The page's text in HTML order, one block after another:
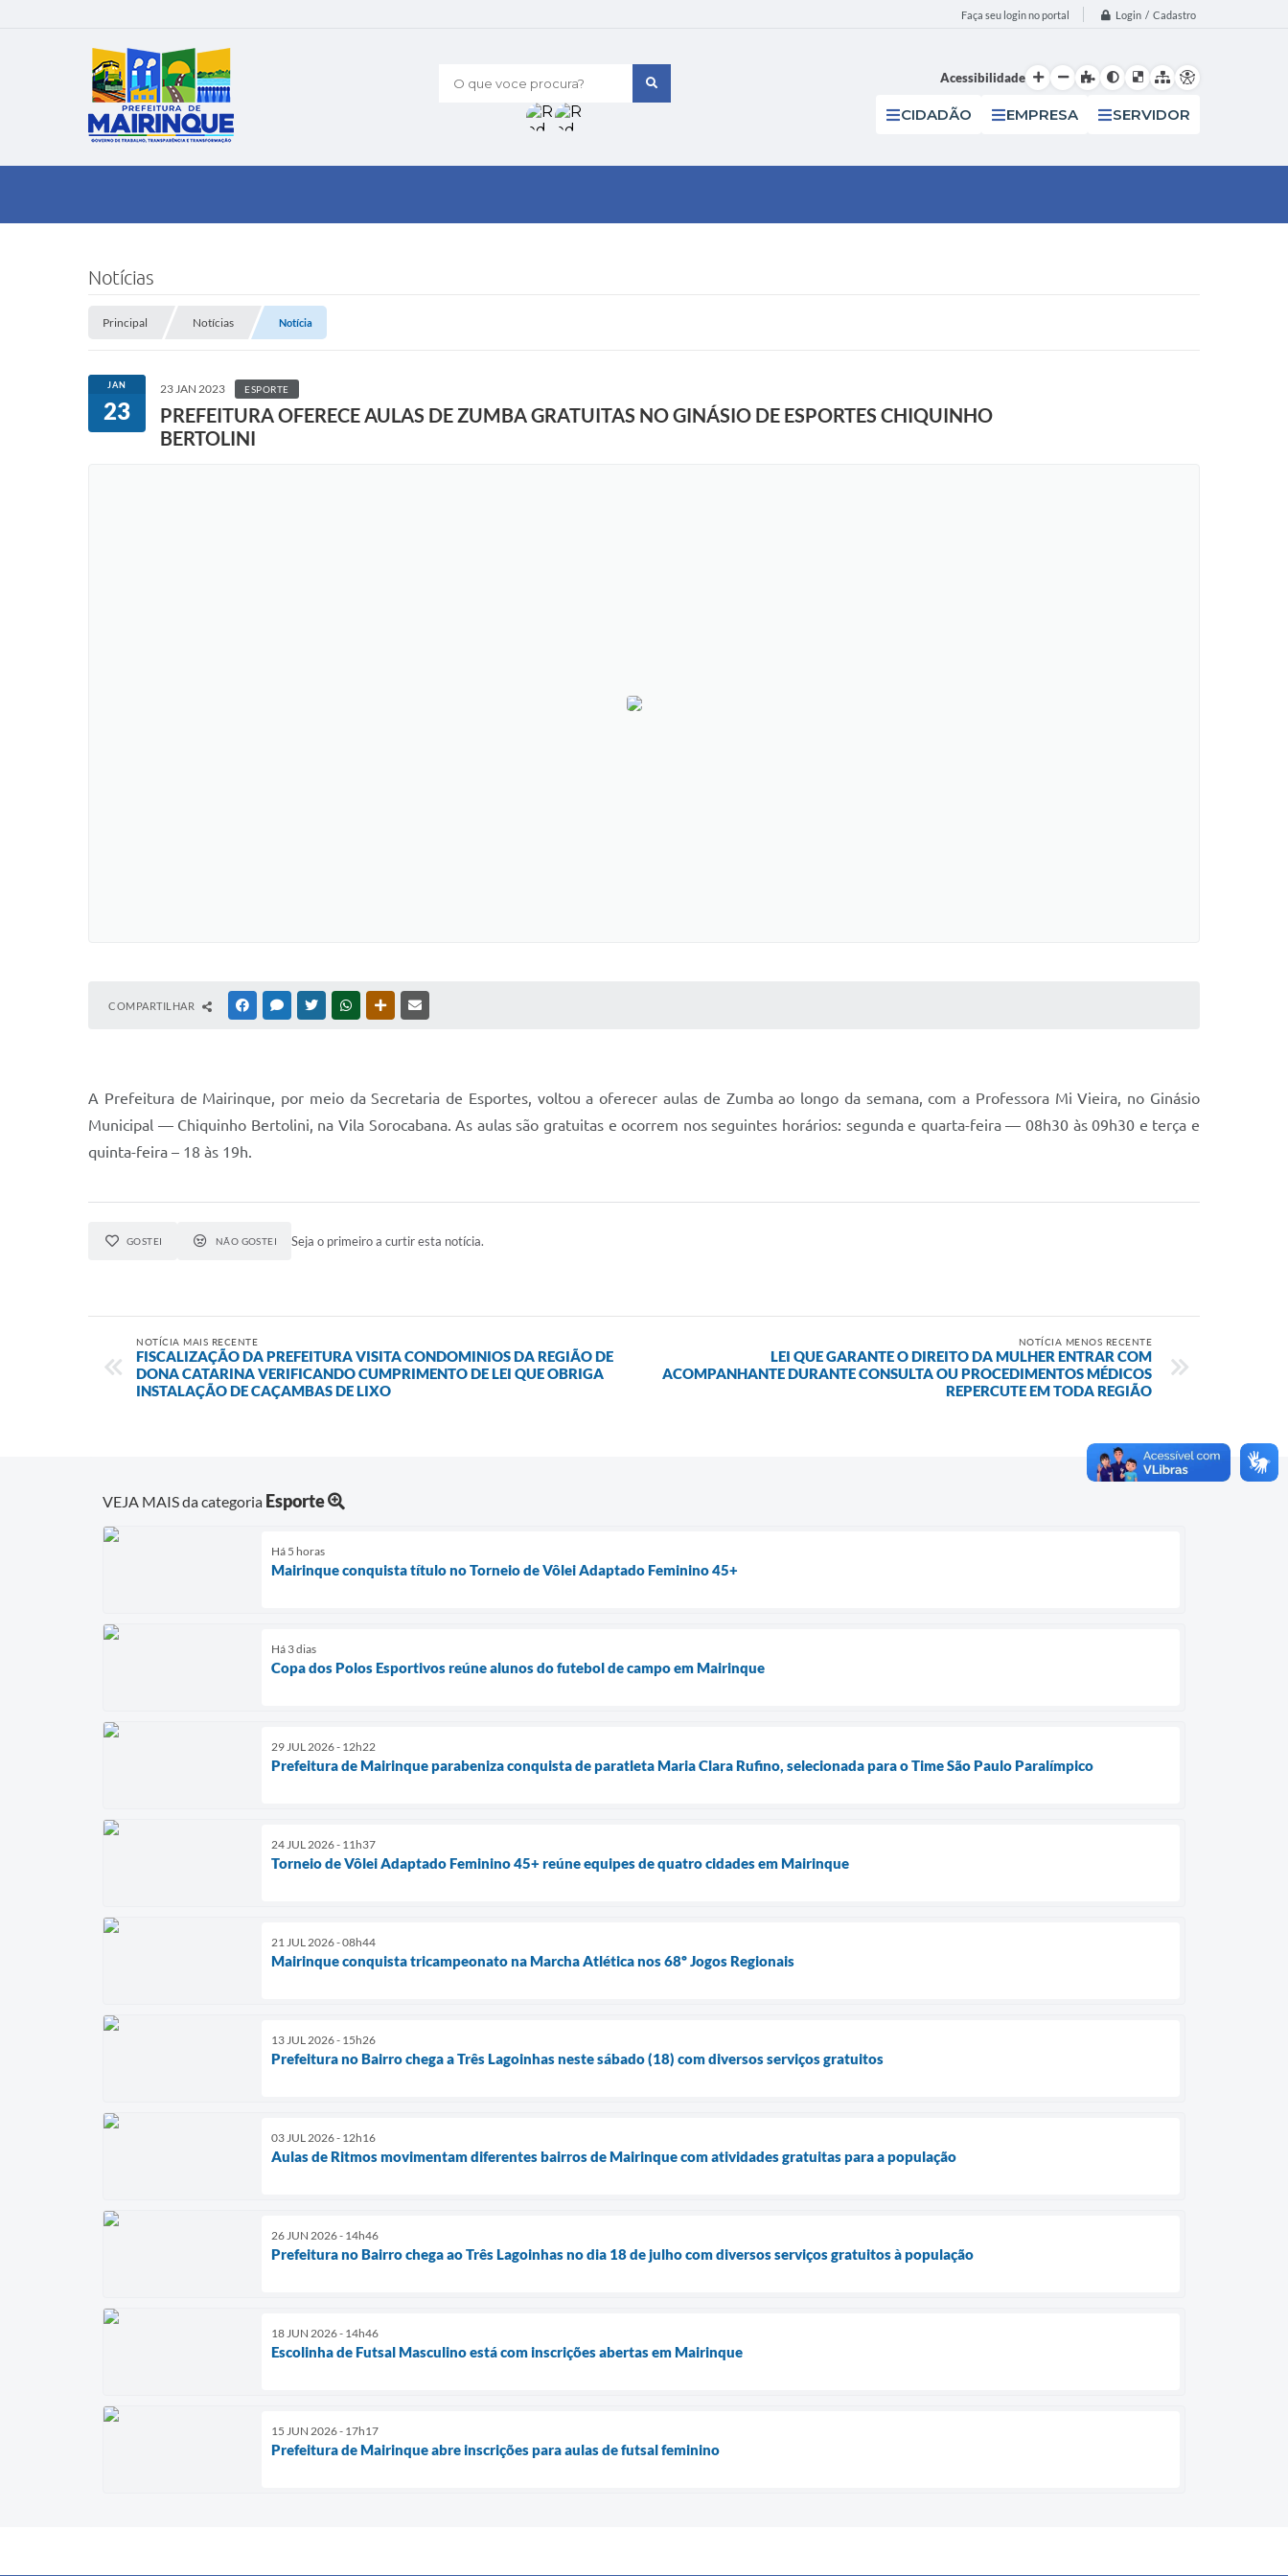
Faça seu login no portal Login / Cadastro
O que voce procura? Acessibilidade
CIDADÃO EMPRESA SERVIDOR
Notícias
Principal Notícias Notícia
JAN
23
23 JAN 2023 ESPORTE
PREFEITURA OFERECE AULAS DE ZUMBA GRATUITAS NO GINÁSIO DE ESPORTES CHIQUINHO
BERTOLINI
COMPARTILHAR FACEBOOKMESSENGER
TWITTERWHATSAPPOUTRAS MÍDIAS
A Prefeitura de Mairinque, por meio da Secretaria de Esportes, voltou a oferecer aulas de Zumba ao longo da semana, com a Professora Mi Vieira, no Ginásio
Municipal — Chiquinho Bertolini, na Vila Sorocabana. As aulas são gratuitas e ocorrem nos seguintes horários: segunda e quarta-feira — 08h30 às 09h30 e terça e
quinta-feira – 18 às 19h.
GOSTEI NÃO GOSTEI Seja o primeiro a curtir esta notícia.
NOTÍCIA MAIS RECENTE
FISCALIZAÇÃO DA PREFEITURA VISITA CONDOMINIOS DA REGIÃO DE
DONA CATARINA VERIFICANDO CUMPRIMENTO DE LEI QUE OBRIGA
INSTALAÇÃO DE CAÇAMBAS DE LIXO
NOTÍCIA MENOS RECENTE
LEI QUE GARANTE O DIREITO DA MULHER ENTRAR COM
ACOMPANHANTE DURANTE CONSULTA OU PROCEDIMENTOS MÉDICOS
REPERCUTE EM TODA REGIÃO
VEJA MAIS da categoria Esporte
Há 5 horas
Mairinque conquista título no Torneio de Vôlei Adaptado Feminino 45+
Há 3 dias
Copa dos Polos Esportivos reúne alunos do futebol de campo em Mairinque
29 JUL 2026 - 12h22
Prefeitura de Mairinque parabeniza conquista de paratleta Maria Clara Rufino, selecionada para o Time São Paulo Paralímpico
24 JUL 2026 - 11h37
Torneio de Vôlei Adaptado Feminino 45+ reúne equipes de quatro cidades em Mairinque
21 JUL 2026 - 08h44
Mairinque conquista tricampeonato na Marcha Atlética nos 68º Jogos Regionais
13 JUL 2026 - 15h26
Prefeitura no Bairro chega a Três Lagoinhas neste sábado (18) com diversos serviços gratuitos
03 JUL 2026 - 12h16
Aulas de Ritmos movimentam diferentes bairros de Mairinque com atividades gratuitas para a população
26 JUN 2026 - 14h46
Prefeitura no Bairro chega ao Três Lagoinhas no dia 18 de julho com diversos serviços gratuitos à população
18 JUN 2026 - 14h46
Escolinha de Futsal Masculino está com inscrições abertas em Mairinque
15 JUN 2026 - 17h17
Prefeitura de Mairinque abre inscrições para aulas de futsal feminino